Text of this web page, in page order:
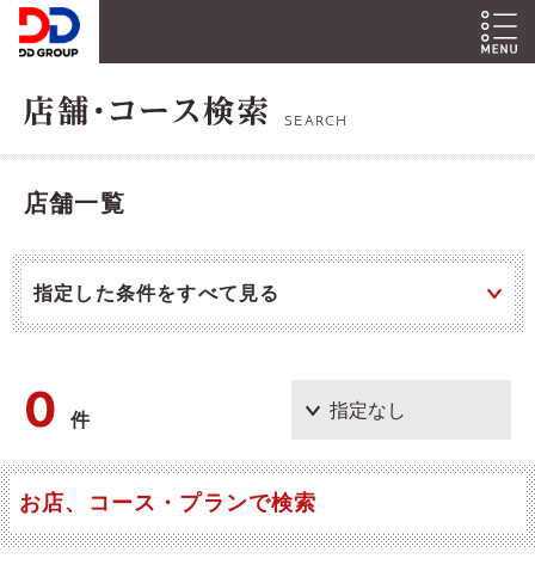
SEARCH
店舗一覧
指定した条件をすべて見る
0件
お店、コース・プランで検索